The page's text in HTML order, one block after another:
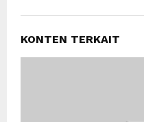
KONTEN TERKAIT